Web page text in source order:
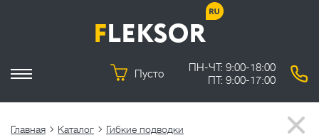
Пусто
ПН-ЧТ: 9:00-18:00
ПТ: 9:00-17:00
Главная Каталог
Гибкие подводки